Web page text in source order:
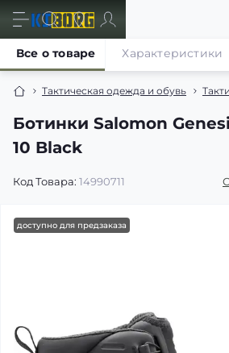
Тактическая одежда и обувь
Ботинки Salomon
10 Black
Код Товара: 14990711
Все о товаре Характеристики
доступно для предзаказа